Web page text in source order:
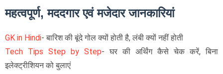
महत्वपूर्ण, मददगार एवं मजेदार जानकारियां
GK in Hindi- बारिश की बूंदे गोल क्यों होती है, लंबी क्यों नहीं होती
Tech Tips Step by Step- घर की अर्थिंग कैसे चेक करें, बिना
इलेक्ट्रीशियन को बुलाएं